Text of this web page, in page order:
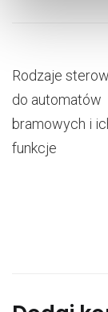
Rodzaje
do automatów
bramowych i
funkcje